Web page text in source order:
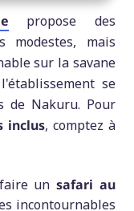
propose des
modestes, mais
sur la savane
se
de Nakuru. Pour
inclus, comptez à
un safari au
incontournables